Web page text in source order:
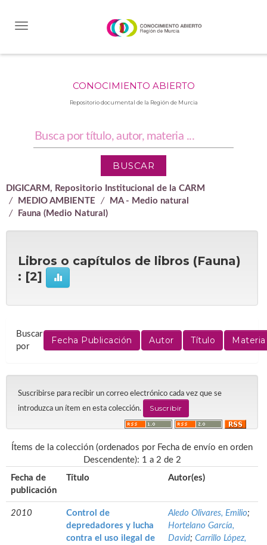
CONOCIMIENTO ABIERTO
Repositorio documental de la Región de Murcia
DIGICARM, Repositorio Institucional de la CARM
MEDIO AMBIENTE
MA - Medio natural
Fauna (Medio Natural)
Libros o capítulos de libros (Fauna)
: [2]
Buscar
por
Suscribirse para recibir un correo electrónico cada vez que se
introduzca un ítem en esta colección.
Ítems de la colección (ordenados por Fecha de envío en orden
Descendente): 1 a 2 de 2
Fecha de
publicación
Título Autor(es)
2010
Control de
depredadores y lucha
contra el uso ilegal de
Aledo Olivares, Emilio;
Hortelano García,
David; Carrillo López,